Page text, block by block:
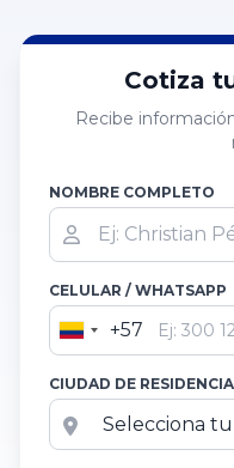
Cotiza
Recibe
NOMBRE COMPLETO
CELULAR / WHATSAPP
Colombia
+57
CIUDAD DE RESIDENCIA